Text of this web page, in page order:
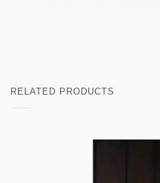
RELATED PRODUCTS